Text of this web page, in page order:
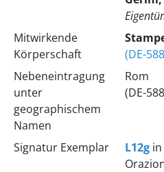
Mitwirkende
Körperschaft
(DE-
Nebeneintragung
unter
geographischem
Namen
Rom
(DE-
Signatur Exemplar L12g